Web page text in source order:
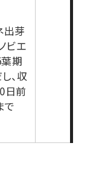
出芽
ビエ
期
、収
日前
で